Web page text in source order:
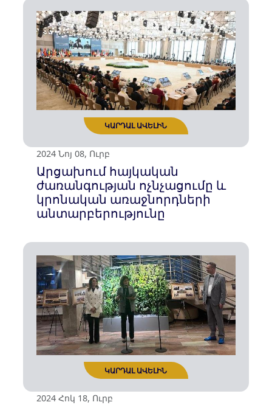
Ատելությունը չի՛ կարող լինել
պետական
գաղափարախոսություն, իսկ
սպանությունը՝
պարգևատրման առիթ
2025 Հուն 17, Ուրբ
«Գեղարդ» հիմնադրամը և
Սեդլցեի համալսարանը
համագործակցության
հուշագիր են ստորագրել